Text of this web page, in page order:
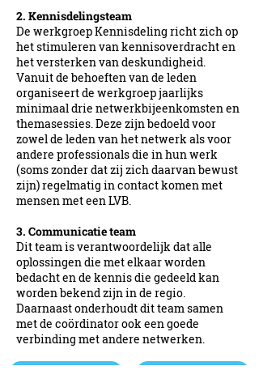
2. Kennisdelingsteam
De werkgroep Kennisdeling richt zich op
het stimuleren van kennisoverdracht en
het versterken van deskundigheid.
Vanuit de behoeften van de leden
organiseert de werkgroep jaarlijks
minimaal drie netwerkbijeenkomsten en
themasessies. Deze zijn bedoeld voor
zowel de leden van het netwerk als voor
andere professionals die in hun werk
(soms zonder dat zij zich daarvan bewust
zijn) regelmatig in contact komen met
mensen met een LVB.
3. Communicatie team
Dit team is verantwoordelijk dat alle
oplossingen die met elkaar worden
bedacht en de kennis die gedeeld kan
worden bekend zijn in de regio.
Daarnaast onderhoudt dit team samen
met de coördinator ook een goede
verbinding met andere netwerken.